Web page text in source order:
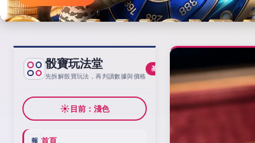
骰寶玩法堂
先拆解骰寶玩法，再判讀數據與價格
基線
☀目前：淺色
報 首頁